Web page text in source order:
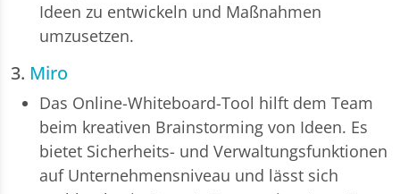
Ideen zu entwickeln und Maßnahmen
umzusetzen.
3. Miro
Das Online-Whiteboard-Tool hilft dem Team
beim kreativen Brainstorming von Ideen. Es
bietet Sicherheits- und Verwaltungsfunktionen
auf Unternehmensniveau und lässt sich